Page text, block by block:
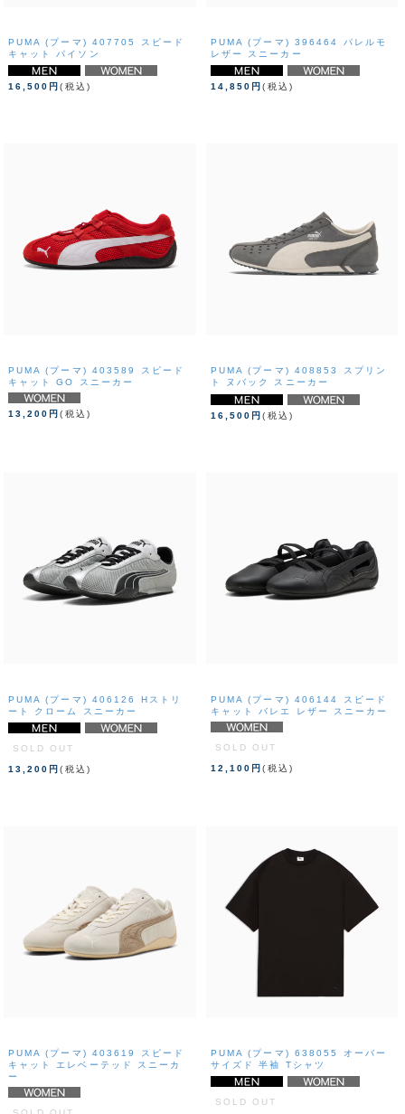
PUMA (プーマ) 407705 スピード
キャット パイソン
16,500円(税込)
PUMA (プーマ) 396464 パレルモ
レザー スニーカー
14,850円(税込)
PUMA (プーマ) 403589 スピード
キャット GO スニーカー
13,200円(税込)
PUMA (プーマ) 408853 スプリン
ト ヌバック スニーカー
16,500円(税込)
PUMA (プーマ) 406126 Hストリ
ート クローム スニーカー
SOLD OUT
13,200円(税込)
PUMA (プーマ) 406144 スピード
キャット バレエ レザー スニーカー
SOLD OUT
12,100円(税込)
PUMA (プーマ) 403619 スピード
キャット エレベーテッド スニーカ
ー
PUMA (プーマ) 638055 オーバー
サイズド 半袖 Tシャツ
SOLD OUT